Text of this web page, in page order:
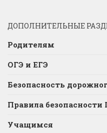
ДОПОЛНИТЕЛЬНЫЕ
Родителям
ОГЭ и ЕГЭ
Безопасность
Правила безопасности
Учащимся